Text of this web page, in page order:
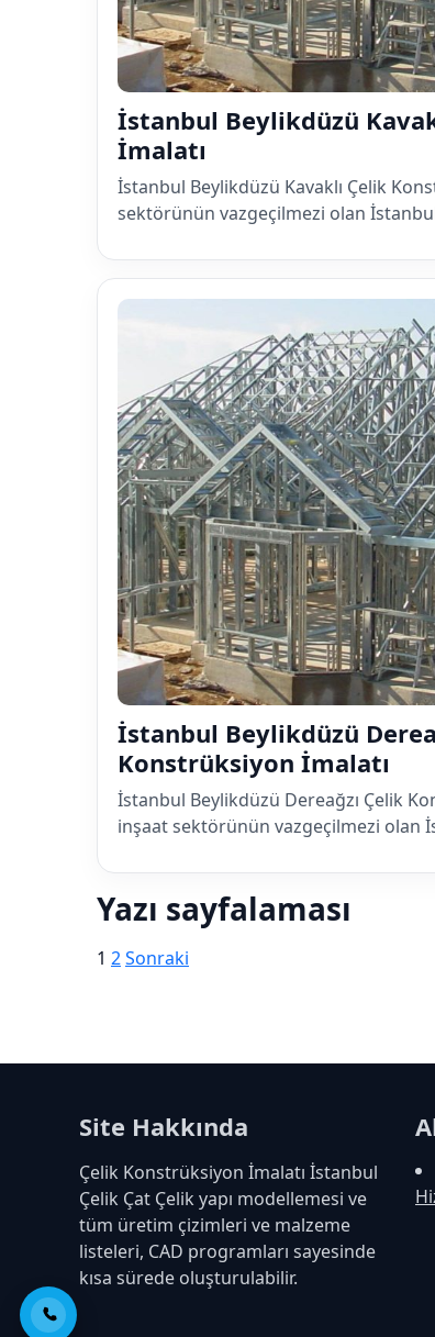
İstanbul Beylikdüzü
İmalatı
İstanbul Beylikdüzü Kavaklı Çelik
sektörünün vazgeçilmezi olan
İstanbul Beylikdüzü
Konstrüksiyon İmalatı
İstanbul Beylikdüzü Dereağzı Çelik
inşaat sektörünün vazgeçilmezi olan
Yazı sayfalaması
1 2Sonraki
Site Hakkında
Çelik Konstrüksiyon İmalatı İstanbul
Çelik Çat Çelik yapı modellemesi ve
tüm üretim çizimleri ve malzeme
listeleri, CAD programları sayesinde
kısa sürede oluşturulabilir.
Telefon ile Ara